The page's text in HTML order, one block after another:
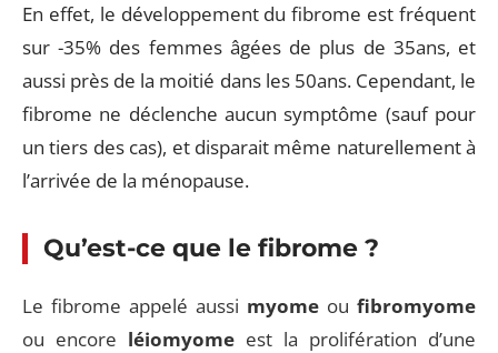
En effet, le développement du fibrome est fréquent
sur -35% des femmes âgées de plus de 35ans, et
aussi près de la moitié dans les 50ans. Cependant, le
fibrome ne déclenche aucun symptôme (sauf pour
un tiers des cas), et disparait même naturellement à
l’arrivée de la ménopause.
Qu’est-ce que le fibrome ?
Le fibrome appelé aussi myome ou fibromyome
ou encore léiomyome est la prolifération d’une